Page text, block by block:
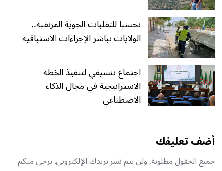
تحسبا للتقلبات الجوية المرتقبة..
الولايات تباشر الإجراءات الاستباقية
اجتماع تنسيقي لتنفيذ الخطة
الاستراتيجية في مجال الذكاء
الاصطناعي
أضف تعليقك
جميع الحقول مطلوبة, ولن يتم نشر بريدك الإلكتروني. يرجى منكم